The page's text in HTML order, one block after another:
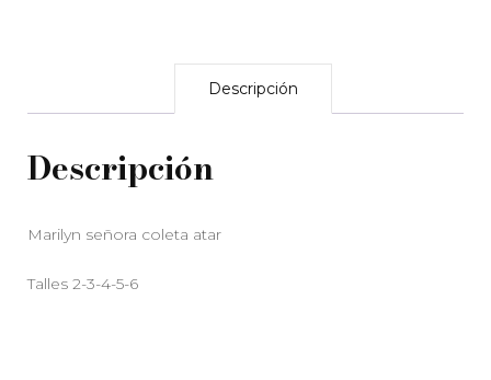
Descripción
Descripción
Marilyn señora coleta atar
Talles 2-3-4-5-6